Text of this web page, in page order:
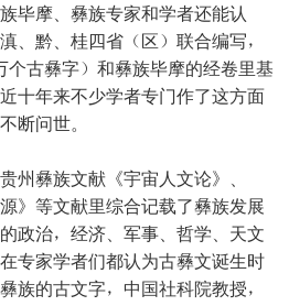
毕摩、彝族专家和学者还能认
、黔、桂四省（区）联合编写，
个古彝字）和彝族毕摩的经卷里基
十年来不少学者专门作了这方面
断问世。
彝族文献《宇宙人文论》、
》等文献里综合记载了彝族发展
政治，经济、军事、哲学、天文
专家学者们都认为古彝文诞生时
族的古文字，中国社科院教授，